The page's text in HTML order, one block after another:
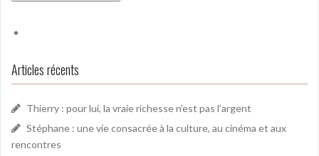
Articles récents
Thierry : pour lui, la vraie richesse n’est pas l’argent
Stéphane : une vie consacrée à la culture, au cinéma et aux
rencontres